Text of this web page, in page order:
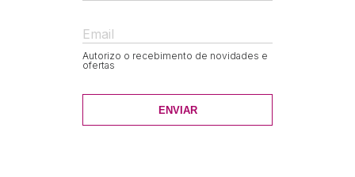
Email
Autorizo o recebimento de novidades e
ofertas
ENVIAR